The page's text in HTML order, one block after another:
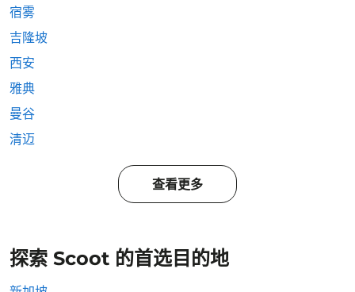
宿雾
吉隆坡
西安
雅典
曼谷
清迈
查看更多
探索 Scoot 的首选目的地